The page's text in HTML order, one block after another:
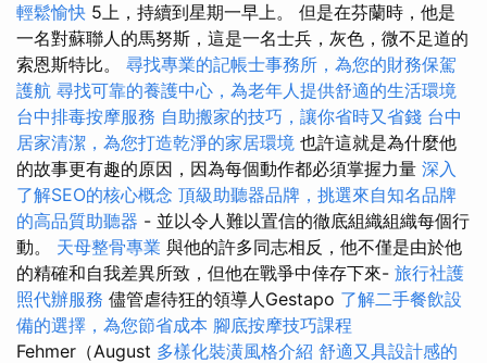
輕鬆愉快 5上，持續到星期一早上。 但是在芬蘭時，他是
一名對蘇聯人的馬努斯，這是一名士兵，灰色，微不足道的
索恩斯特比。 尋找專業的記帳士事務所，為您的財務保駕
護航 尋找可靠的養護中心，為老年人提供舒適的生活環境
台中排毒按摩服務 自助搬家的技巧，讓你省時又省錢 台中
居家清潔，為您打造乾淨的家居環境 也許這就是為什麼他
的故事更有趣的原因，因為每個動作都必須掌握力量 深入
了解SEO的核心概念 頂級助聽器品牌，挑選來自知名品牌
的高品質助聽器 - 並以令人難以置信的徹底組織組織每個行
動。 天母整骨專業 與他的許多同志相反，他不僅是由於他
的精確和自我差異所致，但他在戰爭中倖存下來- 旅行社護
照代辦服務 儘管虐待狂的領導人Gestapo 了解二手餐飲設
備的選擇，為您節省成本 腳底按摩技巧課程
Fehmer（August 多樣化裝潢風格介紹 舒適又具設計感的